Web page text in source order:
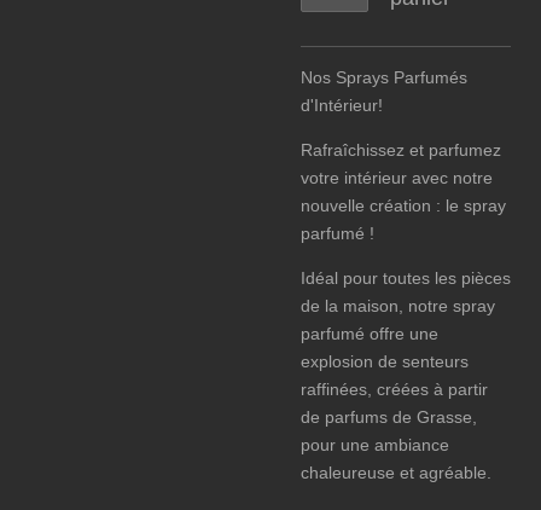
Nos Sprays Parfumés
d'Intérieur!
Rafraîchissez et parfumez
votre intérieur avec notre
nouvelle création : le spray
parfumé !
Idéal pour toutes les pièces
de la maison, notre spray
parfumé offre une
explosion de senteurs
raffinées, créées à partir
de parfums de Grasse,
pour une ambiance
chaleureuse et agréable.